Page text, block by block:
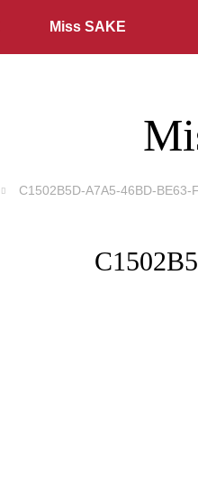
Miss SAKE
C1502B5D-A7A5-46BD-BE63-